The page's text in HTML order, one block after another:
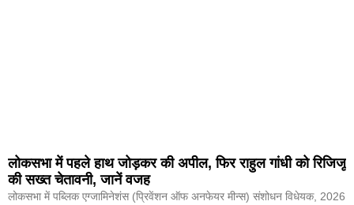
लोकसभा में पहले हाथ जोड़कर की अपील, फिर राहुल गांधी को रिजिजू
की सख्त चेतावनी, जानें वजह
लोकसभा में पब्लिक एग्जामिनेशंस (प्रिवेंशन ऑफ अनफेयर मीन्स) संशोधन विधेयक, 2026